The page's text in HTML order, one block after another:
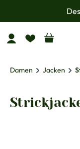
Zum Hauptinhalt
Damen Jacken